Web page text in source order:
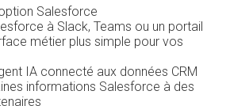
Salesforce
à Slack, Teams ou un portail
métier plus simple pour vos
IA connecté aux données CRM
informations Salesforce à des